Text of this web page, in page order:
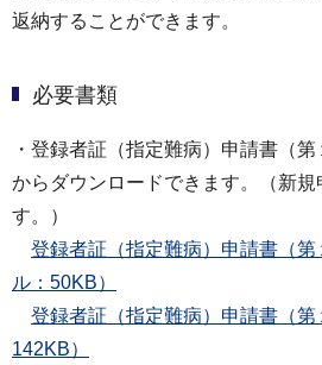
返納することができます。
必要書類
・登録者証（指定難病）申請書（
からダウンロードできます。（新
す。）
登録者証（指定難病）申請書（
ル：50KB）
登録者証（指定難病）申請書（第
142KB）